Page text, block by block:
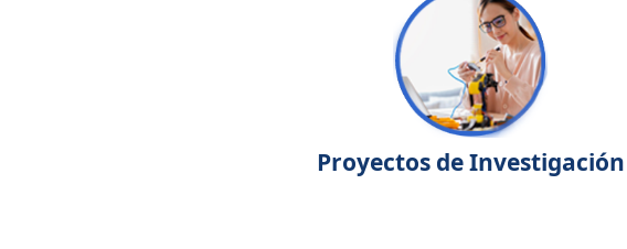
Proyectos de Investigación